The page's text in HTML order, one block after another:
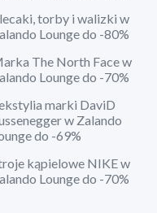
torby i walizki w
Lounge do -80%
The North Face w
Lounge do -70%
marki DaviD
w Zalando
do -69%
kąpielowe NIKE w
Lounge do -70%